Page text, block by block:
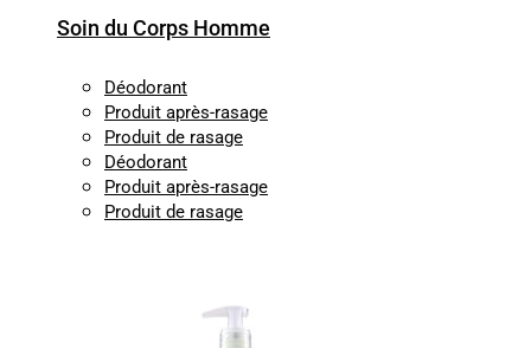
Soin du Corps Homme
Déodorant
Produit après-rasage
Produit de rasage
Déodorant
Produit après-rasage
Produit de rasage